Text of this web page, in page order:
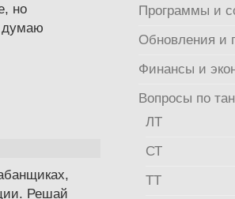
но
думаю
Решай
Программы и
Обновления и
Финансы и
Вопросы по
ЛТ
СТ
ТТ